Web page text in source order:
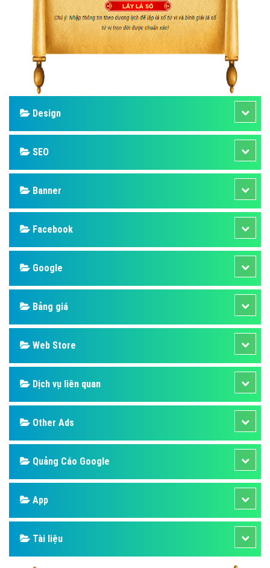
Design
SEO
Banner
Facebook
Google
Bảng giá
Web Store
Dịch vụ liên quan
Other Ads
Quảng Cáo Google
App
Tài liệu